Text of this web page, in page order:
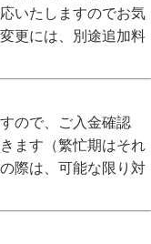
いたしますのでお気
更には、別途追加料
ので、ご入金確認
ます（繁忙期はそれ
際は、可能な限り対